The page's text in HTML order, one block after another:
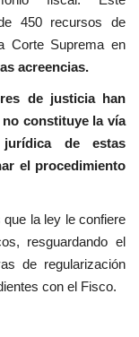
450 recursos de
Corte Suprema en
acreencias.
de justicia han
constituye la vía
de estas
el procedimiento
que la ley le confiere
resguardando el
de regularización
con el Fisco.